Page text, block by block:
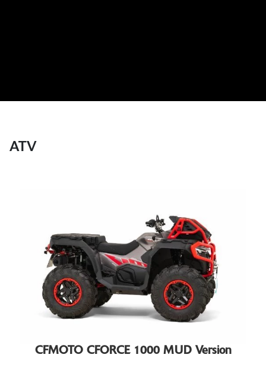
ATV
CFMOTO CFORCE 1000 MUD Version